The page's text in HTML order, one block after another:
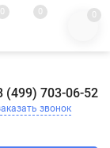
0 0 0
(499) 703-06-52
звонок